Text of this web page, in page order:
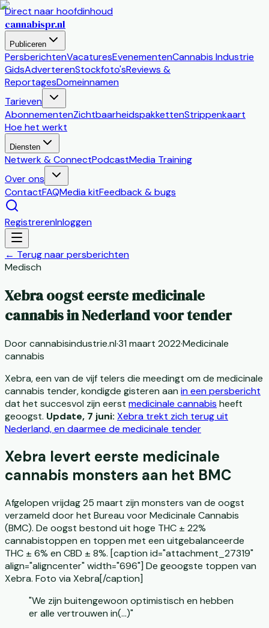
Direct naar hoofdinhoud
cannabispr.nl
Publiceren
PersberichtenVacaturesEvenementenCannabis Industrie
GidsAdverterenStockfoto'sReviews &
ReportagesDomeinnamen
Tarieven
AbonnementenZichtbaarheidspakkettenStrippenkaart
Hoe het werkt
Diensten
Netwerk & ConnectPodcastMedia Training
Over ons
ContactFAQMedia kitFeedback & bugs
RegistrerenInloggen
← Terug naar persberichten
Medisch
Xebra oogst eerste medicinale
cannabis in Nederland voor tender
Doorcannabisindustrie.nl·31 maart 2022·Medicinale
cannabis
Xebra, een van de vijf telers die meedingt om de medicinale
cannabis tender, kondigde gisteren aan in een persbericht
dat het succesvol zijn eerst medicinale cannabis heeft
geoogst. Update, 7 juni: Xebra trekt zich terug uit
Nederland, en daarmee de medicinale tender
Xebra levert eerste medicinale
cannabis monsters aan het BMC
Afgelopen vrijdag 25 maart zijn monsters van de oogst
verzameld door het Bureau voor Medicinale Cannabis
(BMC). De oogst bestond uit hoge THC ± 22%
cannabistoppen en toppen met een uitgebalanceerde
THC ± 6% en CBD ± 8%. [caption id="attachment_27319"
align="aligncenter" width="696"] De geoogste toppen van
Xebra. Foto via Xebra[/caption]
"We zijn buitengewoon optimistisch en hebben
er alle vertrouwen in(...)"